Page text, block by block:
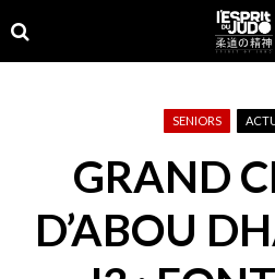
to
navigation
to
content
SENIORS
GRAND
D’ABOU